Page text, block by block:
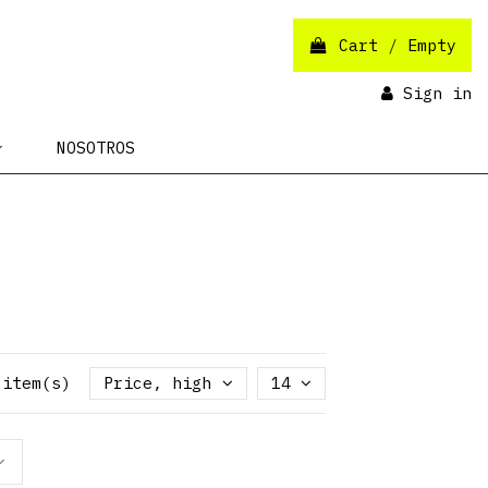
Cart / Empty
Sign in
NOSOTROS
item(s) Price, high to low14